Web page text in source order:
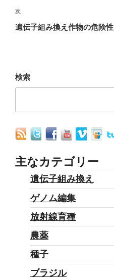
ビ
ゲ
ョ
稿
次
の
次
遺伝子組み換え作物の危険性
検索
主なカテゴリー
遺伝子組み換え
ゲノム編集
放射線育種
農薬
種子
ブラジル